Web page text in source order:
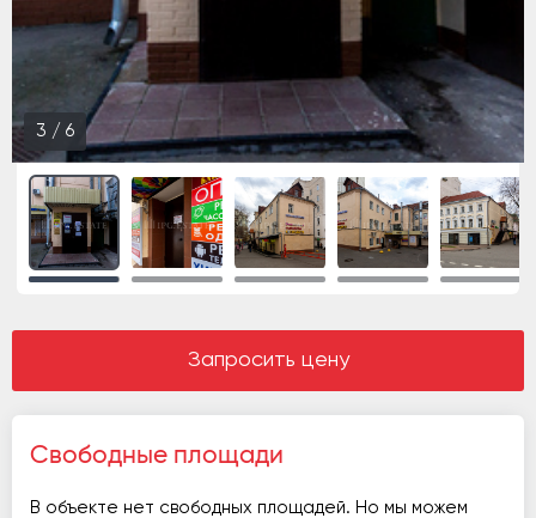
3 / 6
Запросить цену
Свободные площади
В объекте нет свободных площадей. Но мы можем